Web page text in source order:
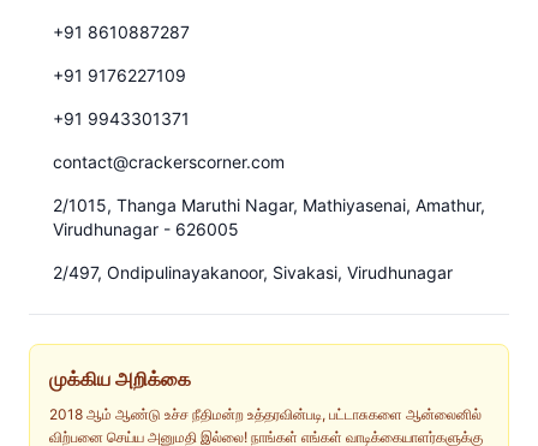
+91 8610887287
+91 9176227109
+91 9943301371
contact@crackerscorner.com
2/1015, Thanga Maruthi Nagar, Mathiyasenai, Amathur,
Virudhunagar - 626005
2/497, Ondipulinayakanoor, Sivakasi, Virudhunagar
முக்கிய அறிக்கை
2018 ஆம் ஆண்டு உச்ச நீதிமன்ற உத்தரவின்படி, பட்டாசுகளை ஆன்லைனில்
விற்பனை செய்ய அனுமதி இல்லை! நாங்கள் எங்கள் வாடிக்கையாளர்களுக்கு